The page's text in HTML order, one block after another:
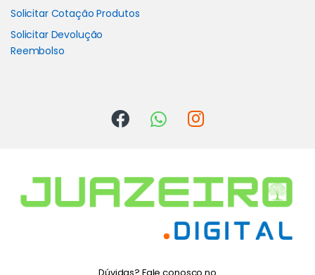
Solicitar Cotação Produtos
Solicitar Devolução
Reembolso
Dúvidas? Fale conosco no